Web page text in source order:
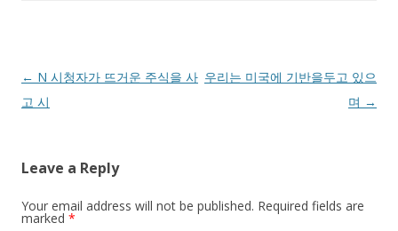
Post navigation
← N 시청자가 뜨거운 주식을 사
고 시
우리는 미국에 기반을두고 있으
며 →
Leave a Reply
Your email address will not be published. Required fields are
marked *